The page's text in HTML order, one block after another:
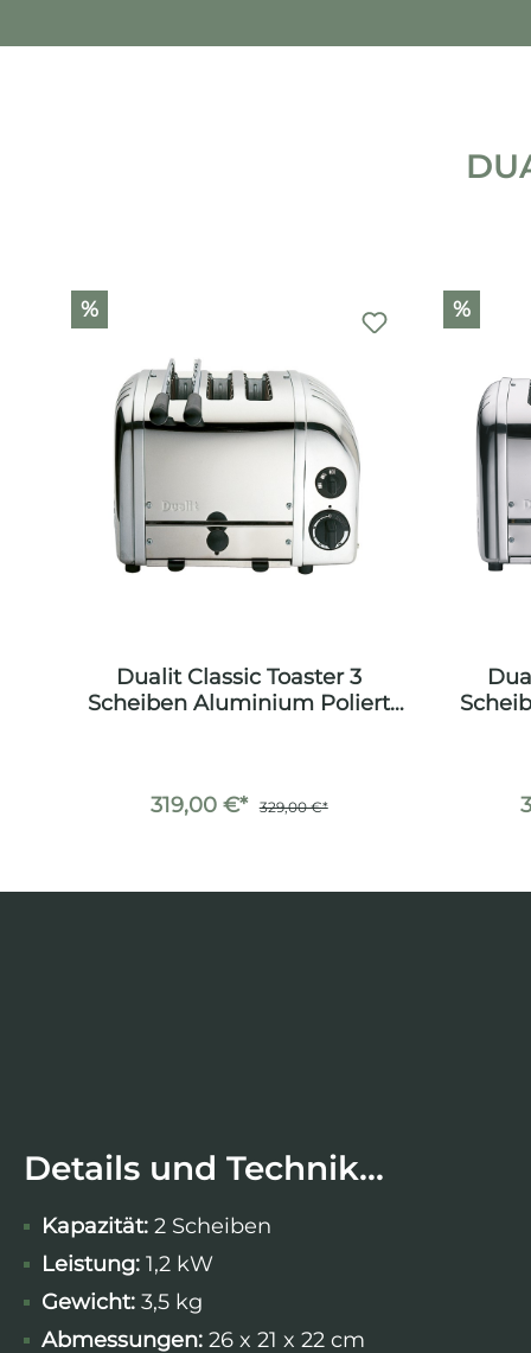
Produktgalerie überspringen
%
Dualit Classic Toaster 3
Scheiben Aluminium Poliert
319,00 €* 329,00 €*
%
Details und Technik...
Kapazität: 2 Scheiben
Leistung: 1,2 kW
Gewicht: 3,5 kg
Abmessungen: 26 x 21 x 22 cm